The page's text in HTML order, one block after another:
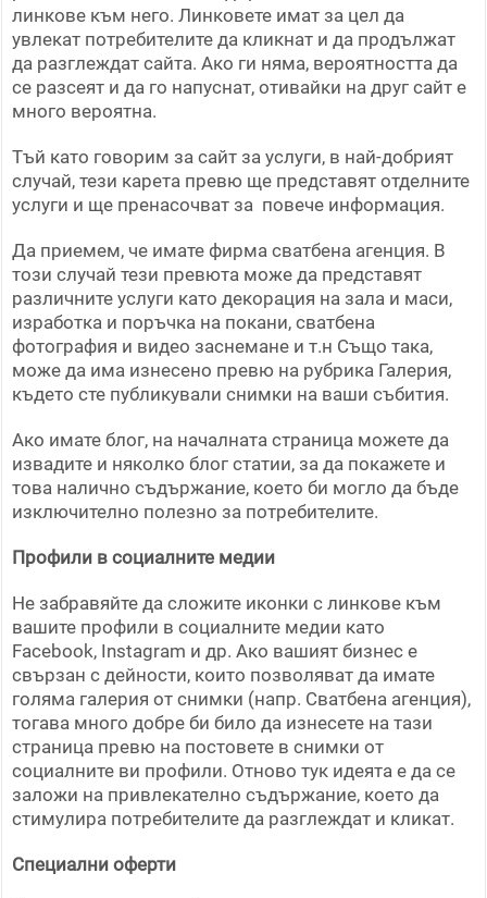
линкове към него. Линковете имат за цел да
увлекат потребителите да кликнат и да продължат
да разглеждат сайта. Ако ги няма, вероятността да
се разсеят и да го напуснат, отивайки на друг сайт е
много вероятна.
Тъй като говорим за сайт за услуги, в най-добрият
случай, тези карета превю ще представят отделните
услуги и ще пренасочват за повече информация.
Да приемем, че имате фирма сватбена агенция. В
този случай тези превюта може да представят
различните услуги като декорация на зала и маси,
изработка и поръчка на покани, сватбена
фотография и видео заснемане и т.н Също така,
може да има изнесено превю на рубрика Галерия,
където сте публикували снимки на ваши събития.
Ако имате блог, на началната страница можете да
извадите и няколко блог статии, за да покажете и
това налично съдържание, което би могло да бъде
изключително полезно за потребителите.
Профили в социалните медии
Не забравяйте да сложите иконки с линкове към
вашите профили в социалните медии като
Facebook, Instagram и др. Ако вашият бизнес е
свързан с дейности, които позволяват да имате
голяма галерия от снимки (напр. Сватбена агенция),
тогава много добре би било да изнесете на тази
страница превю на постовете в снимки от
социалните ви профили. Отново тук идеята е да се
заложи на привлекателно съдържание, което да
стимулира потребителите да разглеждат и кликат.
Специални оферти